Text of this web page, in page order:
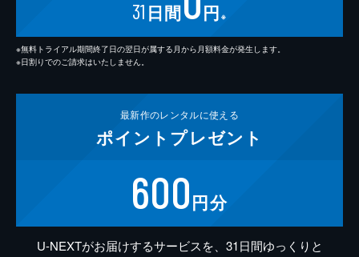
31 日間 円 ※
※無料トライアル期間終了日の翌日が属する月から月額料金が発生します。
※日割りでのご請求はいたしません。
最新作のレンタルに使える
ポイント プレゼント
600円分
U-NEXTがお届けするサービスを、31日間ゆっくりと